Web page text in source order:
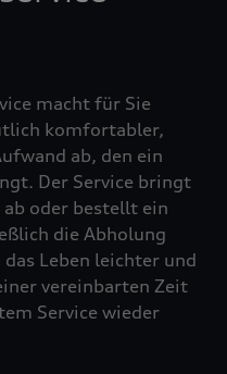
macht für Sie
komfortabler,
ab, den ein
Der Service bringt
ab oder bestellt ein
die Abholung
Leben leichter und
vereinbarten Zeit
Service wieder